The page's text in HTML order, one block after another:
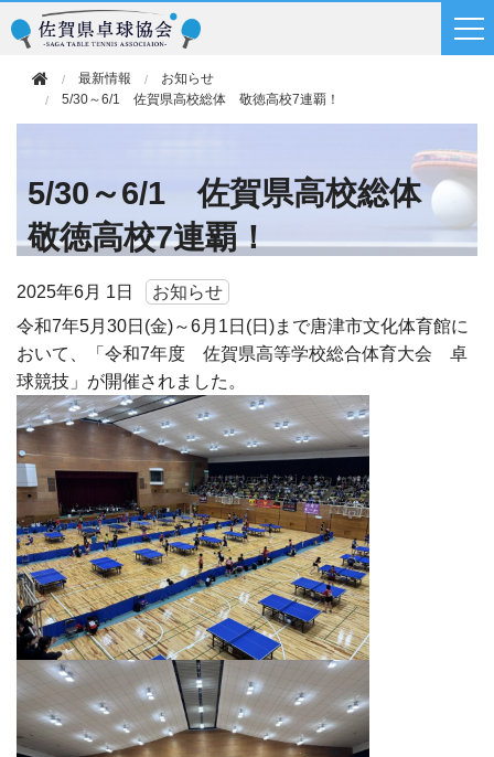
最新情報
お知らせ
5/30～6/1 佐賀県高校総体 敬徳高校7連覇！
5/30～6/1 佐賀県高校総体
敬徳高校7連覇！
2025年6月 1日
お知らせ
令和7年5月30日(金)～6月1日(日)まで唐津市文化体育館に
おいて、「令和7年度 佐賀県高等学校総合体育大会 卓
球競技」が開催されました。